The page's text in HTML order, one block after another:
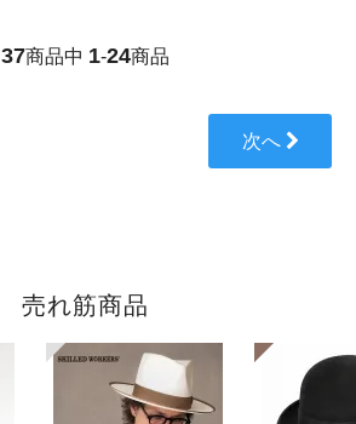
37商品中 1-24商品
次へ
売れ筋商品